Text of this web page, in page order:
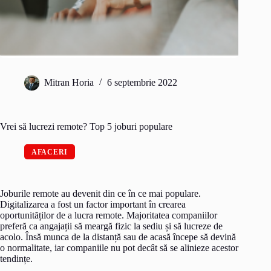
Mitran Horia 6 septembrie 2022
Vrei să lucrezi remote? Top 5 joburi populare
AFACERI
Joburile remote au devenit din ce în ce mai populare.
Digitalizarea a fost un factor important în crearea
oportunităților de a lucra remote. Majoritatea companiilor
preferă ca angajații să meargă fizic la sediu și să lucreze de
acolo. Însă munca de la distanță sau de acasă începe să devină
o normalitate, iar companiile nu pot decât să se alinieze acestor
tendințe.